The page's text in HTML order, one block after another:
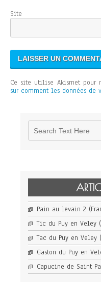
Ce site utilise Akismet pour
sur comment les données de
Pain au levain 2
Tic du Puy en Veley
Tac du Puy en Veley
Gaston du Puy en
Capucine de Saint